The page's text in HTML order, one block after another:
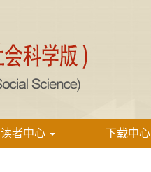
读者中心 下载中心